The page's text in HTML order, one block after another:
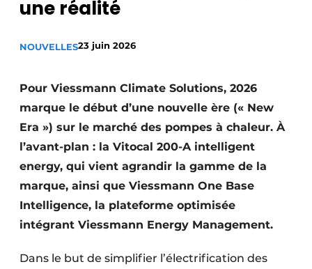
S’inscrire à l’événement
Video’s
une réalité
NOUVELLES23 juin 2026
Pour Viessmann Climate Solutions, 2026
marque le début d’une nouvelle ère (« New
Era ») sur le marché des pompes à chaleur. À
l’avant-plan : la Vitocal 200-A intelligent
energy, qui vient agrandir la gamme de la
marque, ainsi que Viessmann One Base
Intelligence, la plateforme optimisée
intégrant Viessmann Energy Management.
Dans le but de simplifier l’électrification des